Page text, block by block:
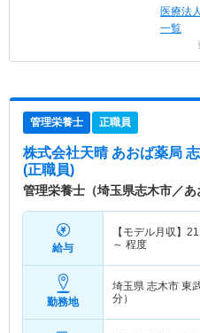
医療法
一覧
管理栄養士 正職員
株式会社天晴 あおば薬局
(正職員)
管理栄養士（埼玉県志木市／
給与
【モデル月収】
～ 程度
勤務地
埼玉県 志木市 東
分）